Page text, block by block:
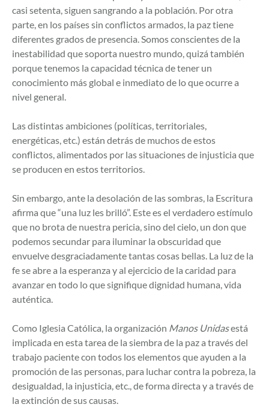
casi setenta, siguen sangrando a la población. Por otra
parte, en los países sin conflictos armados, la paz tiene
diferentes grados de presencia. Somos conscientes de la
inestabilidad que soporta nuestro mundo, quizá también
porque tenemos la capacidad técnica de tener un
conocimiento más global e inmediato de lo que ocurre a
nivel general.
Las distintas ambiciones (políticas, territoriales,
energéticas, etc.) están detrás de muchos de estos
conflictos, alimentados por las situaciones de injusticia que
se producen en estos territorios.
Sin embargo, ante la desolación de las sombras, la Escritura
afirma que “una luz les brilló”. Este es el verdadero estímulo
que no brota de nuestra pericia, sino del cielo, un don que
podemos secundar para iluminar la obscuridad que
envuelve desgraciadamente tantas cosas bellas. La luz de la
fe se abre a la esperanza y al ejercicio de la caridad para
avanzar en todo lo que signifique dignidad humana, vida
auténtica.
Como Iglesia Católica, la organización Manos Unidasestá
implicada en esta tarea de la siembra de la paz a través del
trabajo paciente con todos los elementos que ayuden a la
promoción de las personas, para luchar contra la pobreza, la
desigualdad, la injusticia, etc., de forma directa y a través de
la extinción de sus causas.